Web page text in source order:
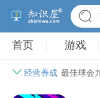
首页 游戏
经营养成 最佳球会